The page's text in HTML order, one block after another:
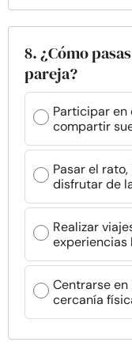
8. ¿Cómo
pareja?
Participar en
compartir
Pasar el
disfrutar de
Realizar
experiencias
Centrarse
cercanía